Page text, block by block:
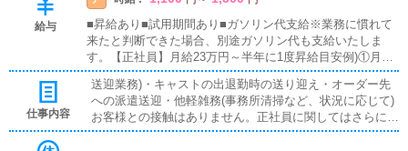
給与
■昇給あり■試用期間あり■ガソリン代支給※業務に慣れて
来たと判断できた場合、別途ガソリン代も支給いたしま
す。【正社員】月給23万円～半年に1度昇給目安例)①月給1
8～20万円(入社時、試用期間)②月給23万円(試用期間後)③
月給25万円(半年後)④月給28万円(約入社1年後)⑤月給30万
円(約入社1年半後)※今後、店舗展開も予定しております。
その際希望者に関しては勤務地手当として昇給額も上がり
仕事内容
送迎業務)・キャストの出退勤時の送り迎え・オーダー先
への派遣送迎・他軽雑務(事務所清掃など、状況に応じて)
お客様との接触はありません。正社員に関してはさらに、
受付や更新業務が追加となります。主に電話受付やPC作